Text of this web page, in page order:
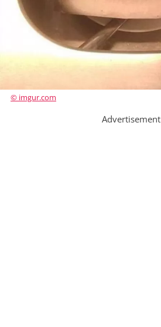
© imgur.com
Advertisement